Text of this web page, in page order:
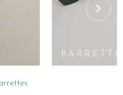
le rose, le mauve ou le bleu
et doux.
minimaliste,
de coiffure peuvent être
votre chevelure. Nous
votre coiffure de mariée